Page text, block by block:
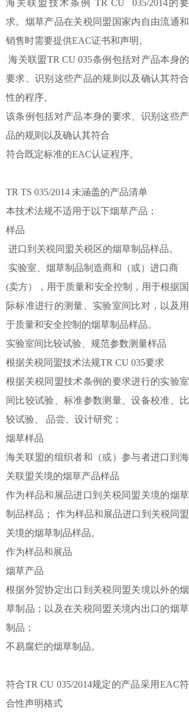
海关联盟技术条例 TR CU 035/2014的要
求。烟草产品在关税同盟国家内自由流通和
销售时需要提供EAC证书和声明。
海关联盟TR CU 035条例包括对产品本身的
要求、识别这些产品的规则以及确认其符合
性的程序。
该条例包括对产品本身的要求、识别这些产
品的规则以及确认其符合
符合既定标准的EAC认证程序。
TR TS 035/2014 未涵盖的产品清单
本技术法规不适用于以下烟草产品：
样品
进口到关税同盟关税区的烟草制品样品。
实验室、烟草制品制造商和（或）进口商
(卖方），用于质量和安全控制，用于根据国
际标准进行的测量、实验室间比对，以及用
于质量和安全控制的烟草制品样品。
实验室间比较试验、规范参数测量样品
根据关税同盟技术法规TR CU 035要求
根据关税同盟技术条例的要求进行的实验室
间比较试验、标准参数测量、设备校准、比
较试验、 品尝、设计研究；
烟草样品
海关联盟的组织者和（或）参与者进口到海
关联盟关境的烟草产品样品
作为样品和展品进口到关税同盟关境的烟草
制品样品； 作为样品和展品进口到关税同盟
关境的烟草制品样品。
作为样品和展品
烟草产品
根据外贸协定出口到关税同盟关境以外的烟
草制品；以及在关税同盟关境内出口的烟草
制品；
不易腐烂的烟草制品。
符合TR CU 035/2014规定的产品采用EAC符
合性声明格式